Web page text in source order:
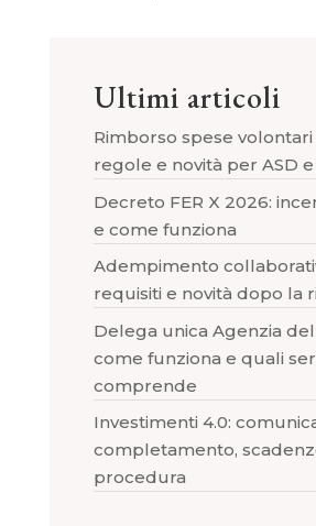
Ultimi articoli
Rimborso spese volontari
regole e novità per ASD e
Decreto FER X 2026:
e come funziona
Adempimento
requisiti e novità dopo la
Delega unica Agenzia
come funziona e quali
comprende
Investimenti 4.0:
completamento,
procedura